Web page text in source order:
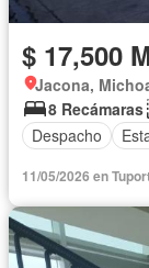
$ 17,500
Jacona,
8 Recámaras
Despacho
11/05/2026 en